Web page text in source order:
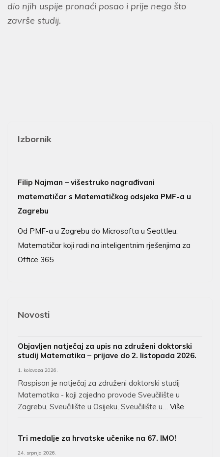
dio njih uspije pronaći posao i prije nego što
završe studij.
Izbornik
Filip Najman – višestruko nagrađivani
matematičar s Matematičkog odsjeka PMF-a u
Zagrebu
Od PMF-a u Zagrebu do Microsofta u Seattleu:
Matematičar koji radi na inteligentnim rješenjima za
Office 365
Novosti
Objavljen natječaj za upis na združeni doktorski
studij Matematika – prijave do 2. listopada 2026.
1. kolovoza 2026.
Raspisan je natječaj za združeni doktorski studij
Matematika - koji zajedno provode Sveučilište u
Zagrebu, Sveučilište u Osijeku, Sveučilište u… Više
Tri medalje za hrvatske učenike na 67. IMO!
24. srpnja 2026.